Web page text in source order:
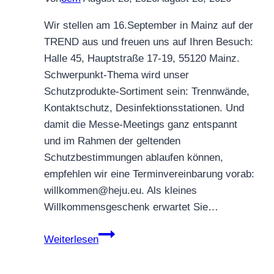
Wir stellen am 16.September in Mainz auf der
TREND aus und freuen uns auf Ihren Besuch:
Halle 45, Hauptstraße 17-19, 55120 Mainz.
Schwerpunkt-Thema wird unser
Schutzprodukte-Sortiment sein: Trennwände,
Kontaktschutz, Desinfektionsstationen. Und
damit die Messe-Meetings ganz entspannt
und im Rahmen der geltenden
Schutzbestimmungen ablaufen können,
empfehlen wir eine Terminvereinbarung vorab:
willkommen@heju.eu. Als kleines
Willkommensgeschenk erwartet Sie…
Weiterlesen
Trend